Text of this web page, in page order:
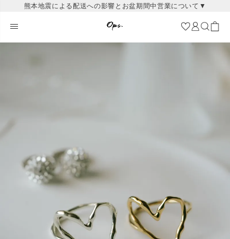
熊本地震による配送への影響とお盆期間中営業について▼